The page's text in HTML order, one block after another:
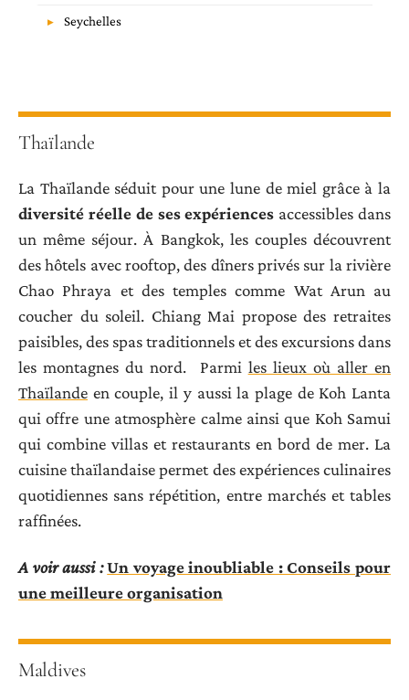
Seychelles
Thaïlande
La Thaïlande séduit pour une lune de miel grâce à la
diversité réelle de ses expériences accessibles dans
un même séjour. À Bangkok, les couples découvrent
des hôtels avec rooftop, des dîners privés sur la rivière
Chao Phraya et des temples comme Wat Arun au
coucher du soleil. Chiang Mai propose des retraites
paisibles, des spas traditionnels et des excursions dans
les montagnes du nord. Parmi les lieux où aller en
Thaïlande en couple, il y aussi la plage de Koh Lanta
qui offre une atmosphère calme ainsi que Koh Samui
qui combine villas et restaurants en bord de mer. La
cuisine thaïlandaise permet des expériences culinaires
quotidiennes sans répétition, entre marchés et tables
raffinées.
A voir aussi : Un voyage inoubliable : Conseils pour
une meilleure organisation
Maldives